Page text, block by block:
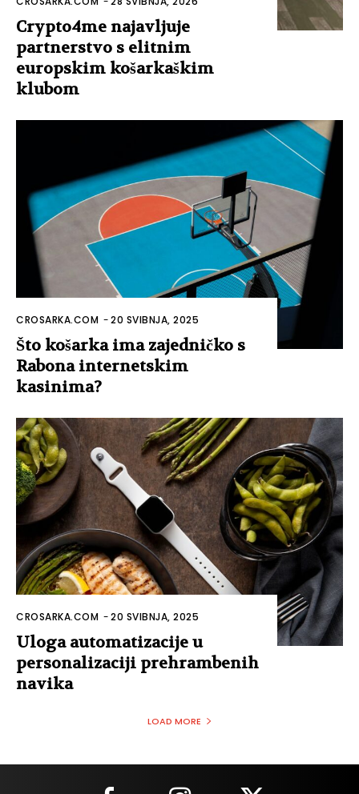
Crypto4me najavljuje
partnerstvo s elitnim
europskim košarkaškim
klubom
CROSARKA.COM -20 SVIBNJA, 2025
Što košarka ima zajedničko s
Rabona internetskim
kasinima?
CROSARKA.COM -20 SVIBNJA, 2025
Uloga automatizacije u
personalizaciji prehrambenih
navika
LOAD MORE